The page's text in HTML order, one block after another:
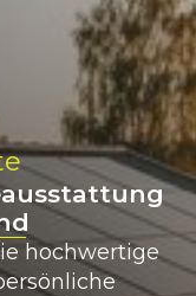
hochwertige